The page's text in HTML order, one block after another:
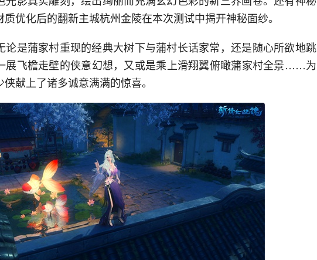
优化后的翻新主城杭州金陵在本次测试中揭开神秘面纱。
论是蒲家村重现的经典大树下与蒲村长话家常，还是随心所欲地跳
展飞檐走壁的侠意幻想，又或是乘上滑翔翼俯瞰蒲家村全景……为
献上了诸多诚意满满的惊喜。